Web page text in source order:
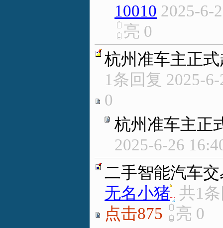
10010 2025-6-
亮 0
杭州准车主正
1条回复 2025-
0
杭州准车主正
2025-6-26
二手智能汽车
无名小猪. 共1
点击875
亮 0